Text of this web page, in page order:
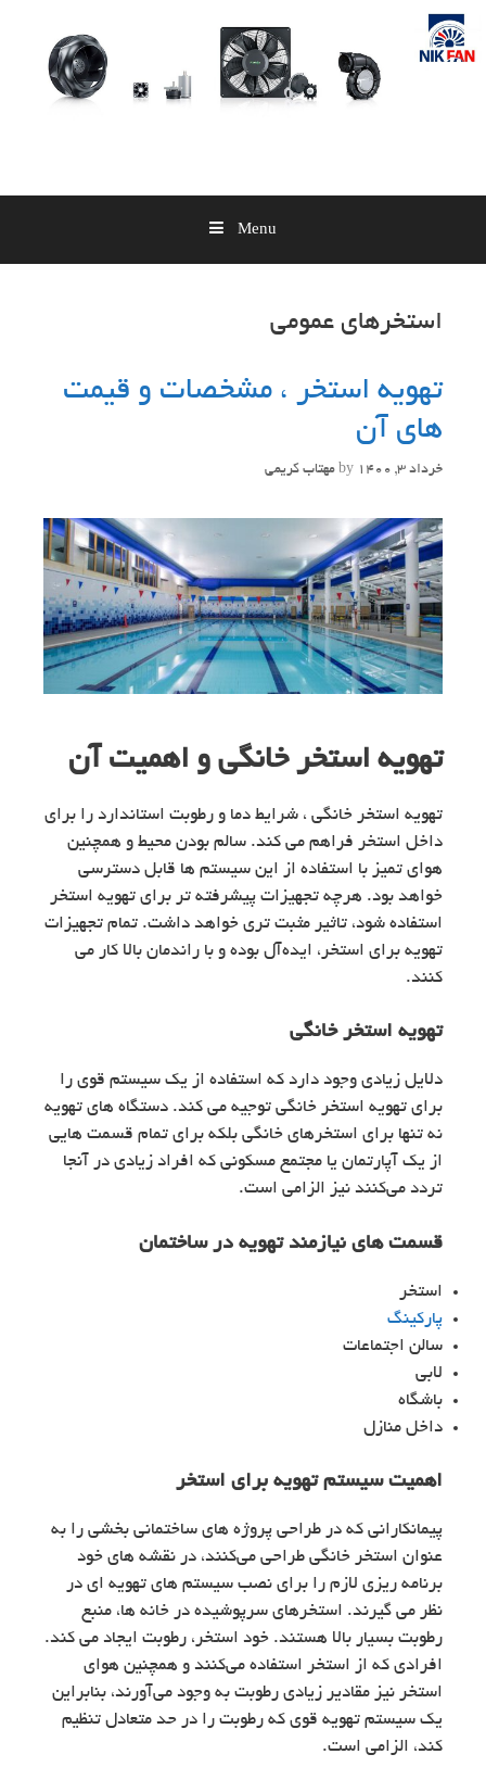
Skip
content
Menu
استخرهای عمومی
تهویه استخر ، مشخصات و قیمت
های آن
خرداد 3, 1400 by مهتاب کریمی
تهویه استخر خانگی و اهمیت آن
تهویه استخر خانگی ، شرایط دما و رطوبت استاندارد را برای
داخل استخر فراهم می کند. سالم بودن محیط و همچنین
هوای تمیز با استفاده از این سیستم ها قابل دسترسی
خواهد بود. هرچه تجهیزات پیشرفته تر برای تهویه استخر
استفاده شود، تاثیر مثبت تری خواهد داشت. تمام تجهیزات
تهویه برای استخر، ایده‌آل بوده و با راندمان بالا کار می
کنند.
تهویه استخر خانگی
دلایل زیادی وجود دارد که استفاده از یک سیستم قوی را
برای تهویه استخر خانگی توجیه می کند. دستگاه های تهویه
نه تنها برای استخرهای خانگی بلکه برای تمام قسمت هایی
از یک آپارتمان یا مجتمع مسکونی که افراد زیادی در آنجا
تردد می‌کنند نیز الزامی است.
قسمت های نیازمند تهویه در ساختمان
استخر
پارکینگ
سالن اجتماعات
لابی
باشگاه
داخل منازل
اهمیت سیستم تهویه برای استخر
پیمانکارانی که در طراحی پروژه های ساختمانی بخشی را به
عنوان استخر خانگی طراحی می‌کنند، در نقشه های خود
برنامه ریزی لازم را برای نصب سیستم های تهویه ای در
نظر می گیرند. استخرهای سرپوشیده در خانه ها، منبع
رطوبت بسیار بالا هستند. خود استخر، رطوبت ایجاد می کند.
افرادی که از استخر استفاده می‌کنند و همچنین هوای
استخر نیز مقادیر زیادی رطوبت به وجود می‌آورند، بنابراین
یک سیستم تهویه قوی که رطوبت را در حد متعادل تنظیم
کند، الزامی است.